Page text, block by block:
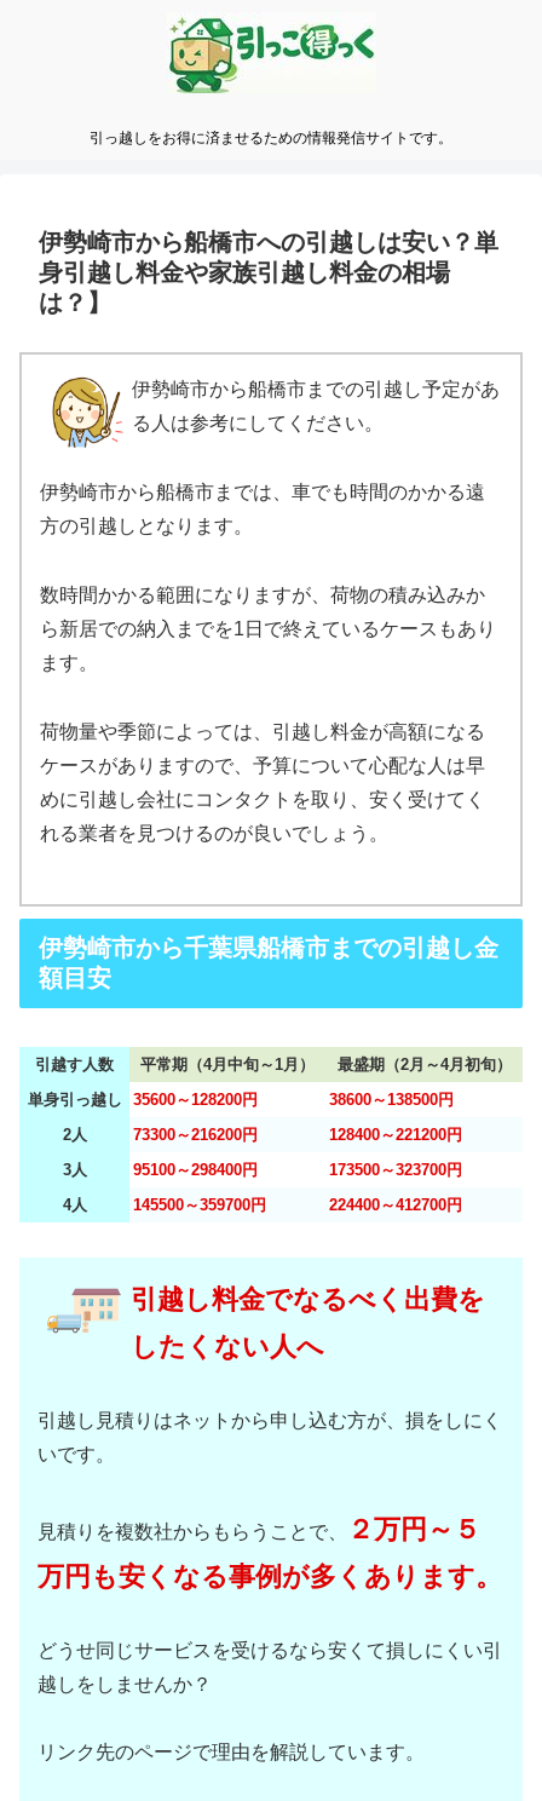
引っ越しをお得に済ませるための情報発信サイトです。
伊勢崎市から船橋市への引越しは安い？単
身引越し料金や家族引越し料金の相場
は？】
伊勢崎市から船橋市までの引越し予定があ
る人は参考にしてください。
伊勢崎市から船橋市までは、車でも時間のかかる遠
方の引越しとなります。
数時間かかる範囲になりますが、荷物の積み込みか
ら新居での納入までを1日で終えているケースもあり
ます。
荷物量や季節によっては、引越し料金が高額になる
ケースがありますので、予算について心配な人は早
めに引越し会社にコンタクトを取り、安く受けてく
れる業者を見つけるのが良いでしょう。
伊勢崎市から千葉県船橋市までの引越し金
額目安
引越す人数 平常期（4月中旬～1月）
最盛期（2月～4月初旬）
単身引っ越し
35600～128200円
38600～138500円
2人
73300～216200円
128400～221200円
3人
95100～298400円
173500～323700円
4人
145500～359700円 224400～412700円
引越し料金でなるべく出費を
したくない人へ
引越し見積りはネットから申し込む方が、損をしにく
いです。
見積りを複数社からもらうことで、
２万円～５
万円も安くなる事例が多くあります。
どうせ同じサービスを受けるなら安くて損しにくい引
越しをしませんか？
リンク先のページで理由を解説しています。